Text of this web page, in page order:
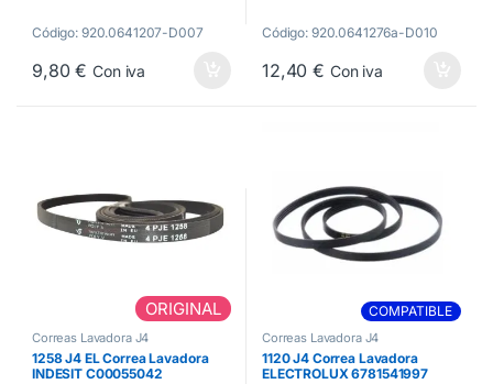
Hutchinson Poly V
4PJE 1207
Código: 920.0641207-D007
9,80€ Con iva
POLY V 1276 PJE
2810970100
Código: 920.0641276a-D010
12,40€ Con iva
ORIGINAL
Correas Lavadora J4
1258 J4 EL Correa Lavadora
INDESIT C00055042
COMPATIBLE
Correas Lavadora J4
1120 J4 Correa Lavadora
ELECTROLUX 6781541997